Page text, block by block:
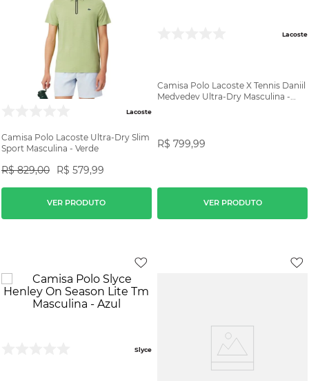
Lacoste
Camisa Polo Lacoste Ultra-Dry Slim
Sport Masculina - Verde
R$ 829,00 R$ 579,99
VER PRODUTO
Lacoste
Camisa Polo Lacoste X Tennis Daniil
Medvedev Ultra-Dry Masculina -
R$ 799,99
VER PRODUTO
Slyce